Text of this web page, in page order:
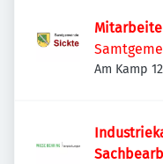
Am Kamp